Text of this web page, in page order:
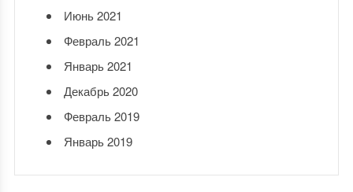
Июнь 2021
Февраль 2021
Январь 2021
Декабрь 2020
Февраль 2019
Январь 2019